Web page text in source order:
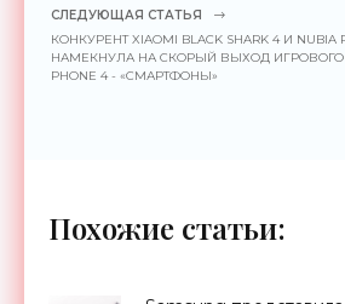
СЛЕДУЮЩАЯ СТАТЬЯ
КОНКУРЕНТ XIAOMI BLACK SHARK 4 И NUBIA
НАМЕКНУЛА НА СКОРЫЙ ВЫХОД ИГРОВОГО
PHONE 4 - «СМАРТФОНЫ»
Похожие статьи: